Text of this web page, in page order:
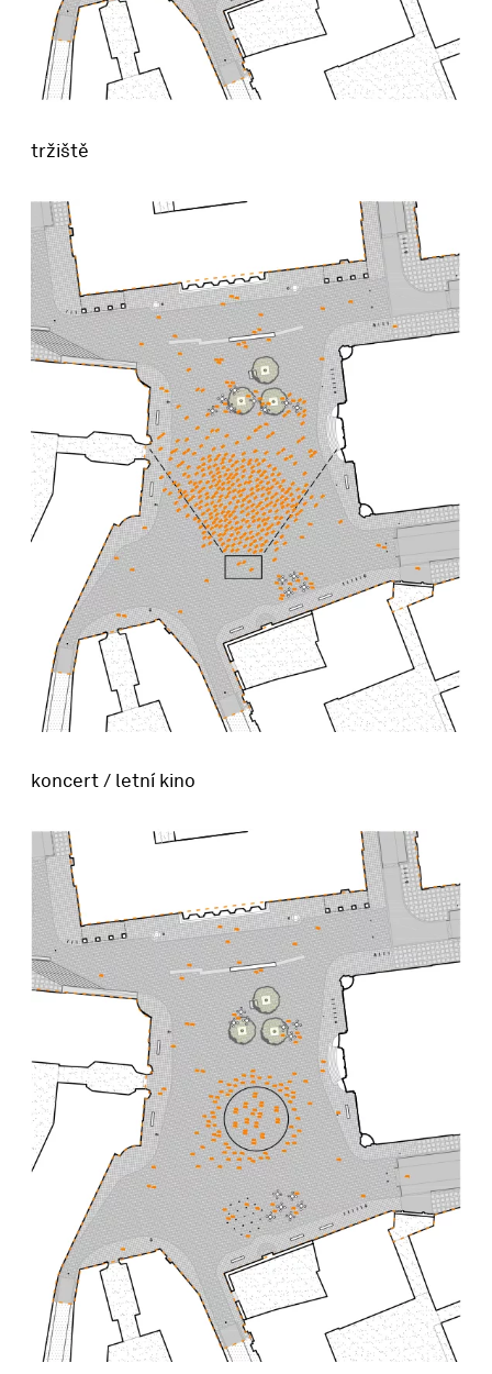
tržiště
koncert / letní kino